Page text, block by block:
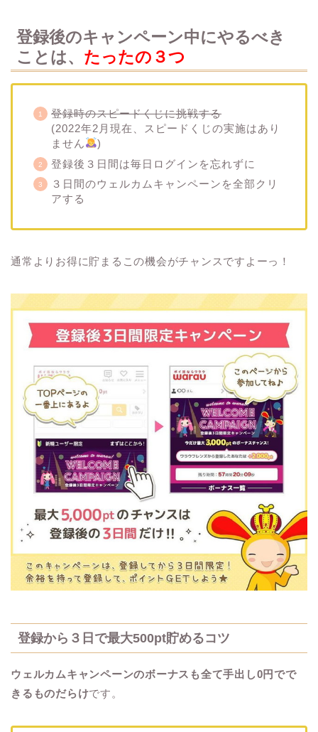
登録後のキャンペーン中にやるべき
ことは、 たったの３つ
登録時のスピードくじに挑戦する
(2022年2月現在、スピードくじの実施はあり
ません
)
登録後３日間は毎日ログインを忘れずに
３日間のウェルカムキャンペーンを全部クリ
アする
通常よりお得に貯まるこの機会がチャンスですよーっ！
登録から３日で最大500pt貯めるコツ
ウェルカムキャンペーンのボーナスも全て手出し0円でで
きるものだらけです。